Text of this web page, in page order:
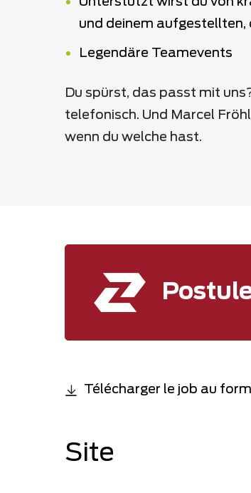
und deinem aufgestellten,
Legendäre Teamevents
Du spürst, das passt mit
telefonisch. Und Marcel
wenn du welche hast.
Télécharger le job au
Site